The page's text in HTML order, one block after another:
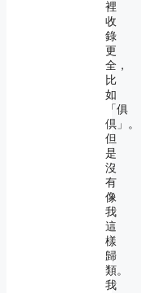
裡
收
錄
更
全，
比
如
「俱
倶」。
但
是
沒
有
像
我
這
樣
歸
類。
我